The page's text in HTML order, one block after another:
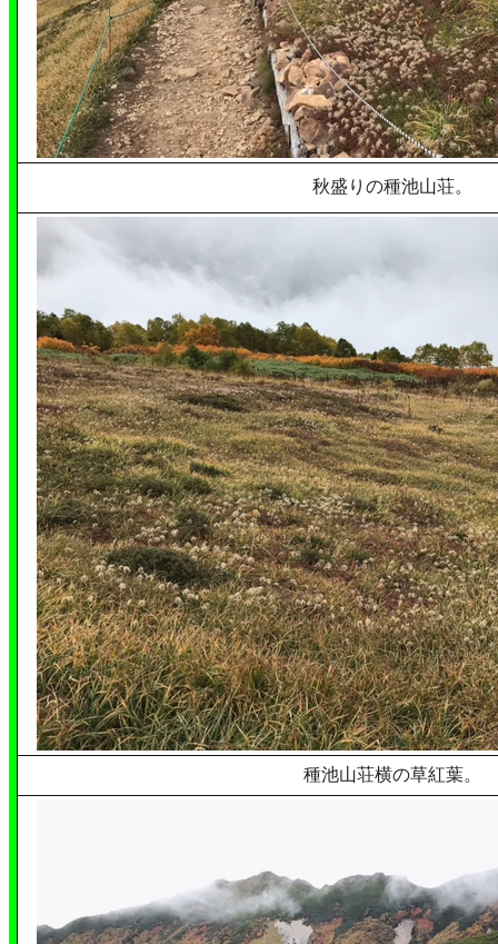
秋盛りの種池山荘。
種池山荘横の草紅葉。